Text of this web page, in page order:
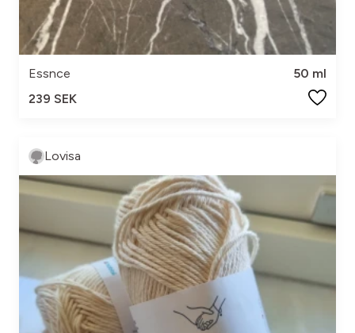
Essnce
50 ml
239 SEK
Lovisa